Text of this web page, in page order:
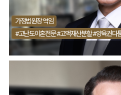
가정법원장 역임
#고난도이혼전문 #고액재산분할 #양육권다